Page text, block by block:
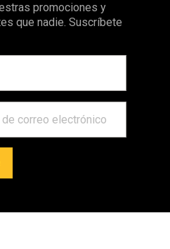
promociones y
que nadie. Suscríbete